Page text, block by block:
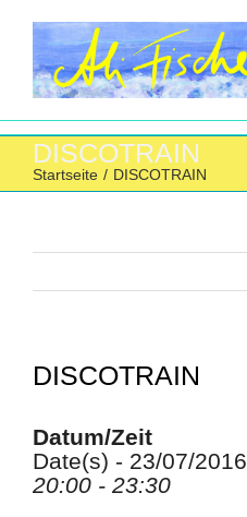
Inhalt
springen
DISCOTRAIN
Startseite / DISCOTRAIN
DISCOTRAIN
Datum/Zeit
Date(s) - 23/07/2016
20:00 - 23:30